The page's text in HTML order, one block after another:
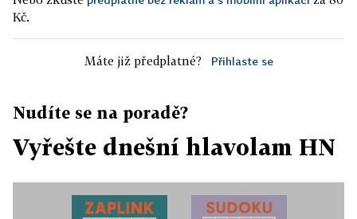
Kč.
Máte již předplatné? Přihlaste se
Nudíte se na poradě?
Vyřešte dnešní hlavolam HN